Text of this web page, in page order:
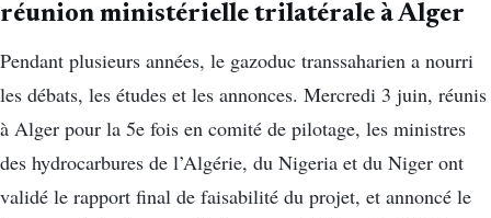
réunion ministérielle trilatérale à Alger
Pendant plusieurs années, le gazoduc transsaharien a nourri
les débats, les études et les annonces. Mercredi 3 juin, réunis
à Alger pour la 5e fois en comité de pilotage, les ministres
des hydrocarbures de l’Algérie, du Nigeria et du Niger ont
validé le rapport final de faisabilité du projet, et annoncé le